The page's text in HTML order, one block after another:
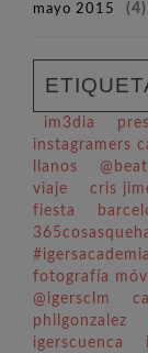
mayo 2015 (4)
im3dia
instagramers
llanos
viaje
cris
fiesta
fotografía
@igersclm
philgonzalez
igerscuenca